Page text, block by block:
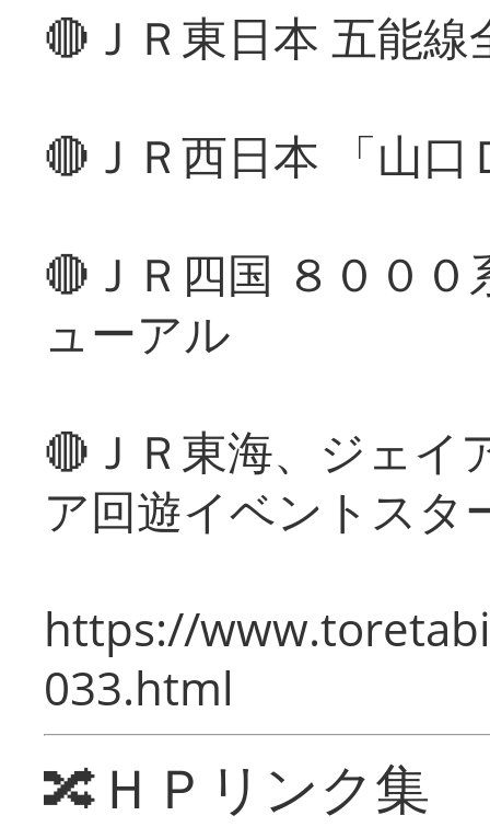
🔴ＪＲ東日本 五能
🔴ＪＲ西日本 「山
🔴ＪＲ四国 ８００
ューアル
🔴ＪＲ東海、ジェイ
ア回遊イベントスタ
https://
033.html
🔀ＨＰリンク集